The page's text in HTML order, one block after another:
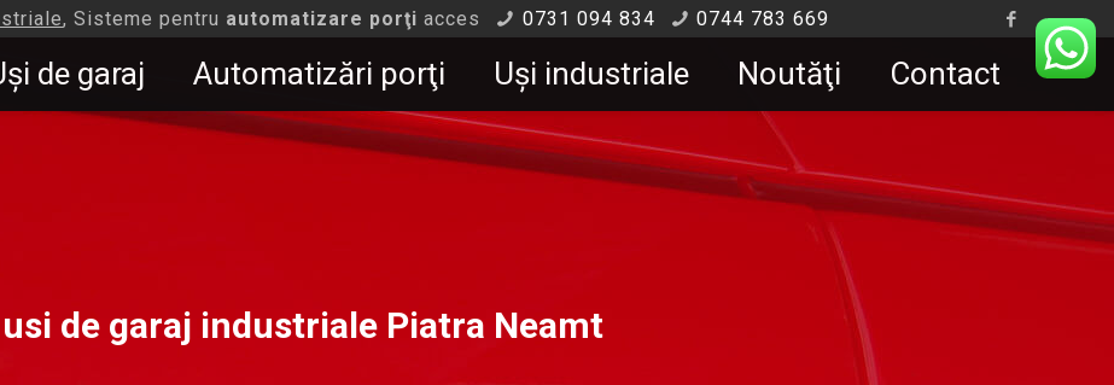
, Sisteme pentru automatizare porţi acces 0731 094 834 0744 783 669
de garaj Automatizări porţi Uşi industriale Noutăţi Contact
usi de garaj industriale Piatra Neamt